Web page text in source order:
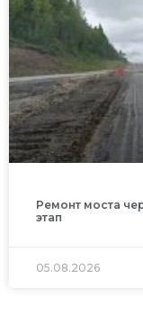
Ремонт моста
этап
05.08.2026